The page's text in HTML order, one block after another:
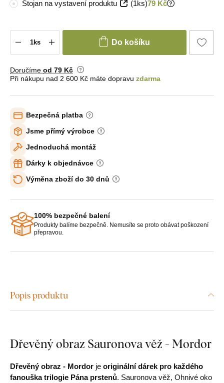
Stojan na vystavení produktu
(1ks)79 Kč
Do košíku
Doručíme od 79 Kč
Při nákupu nad 2 600 Kč máte dopravu zdarma
Bezpečná platba
Jsme přímý výrobce
Jednoduchá montáž
Dárky k objednávce
Výměna zboží do 30 dnů
100% bezpečné balení
Produkty balíme bezpečně. Nemusíte se proto obávat poškození
přepravou.
Popis produktu
Dřevěný obraz Sauronova věž - Mordor
Dřevěný obraz - Mordor je originální dárek pro každého
fanouška trilogie Pána prstenů. Sauronova věž, Ohnivé oko